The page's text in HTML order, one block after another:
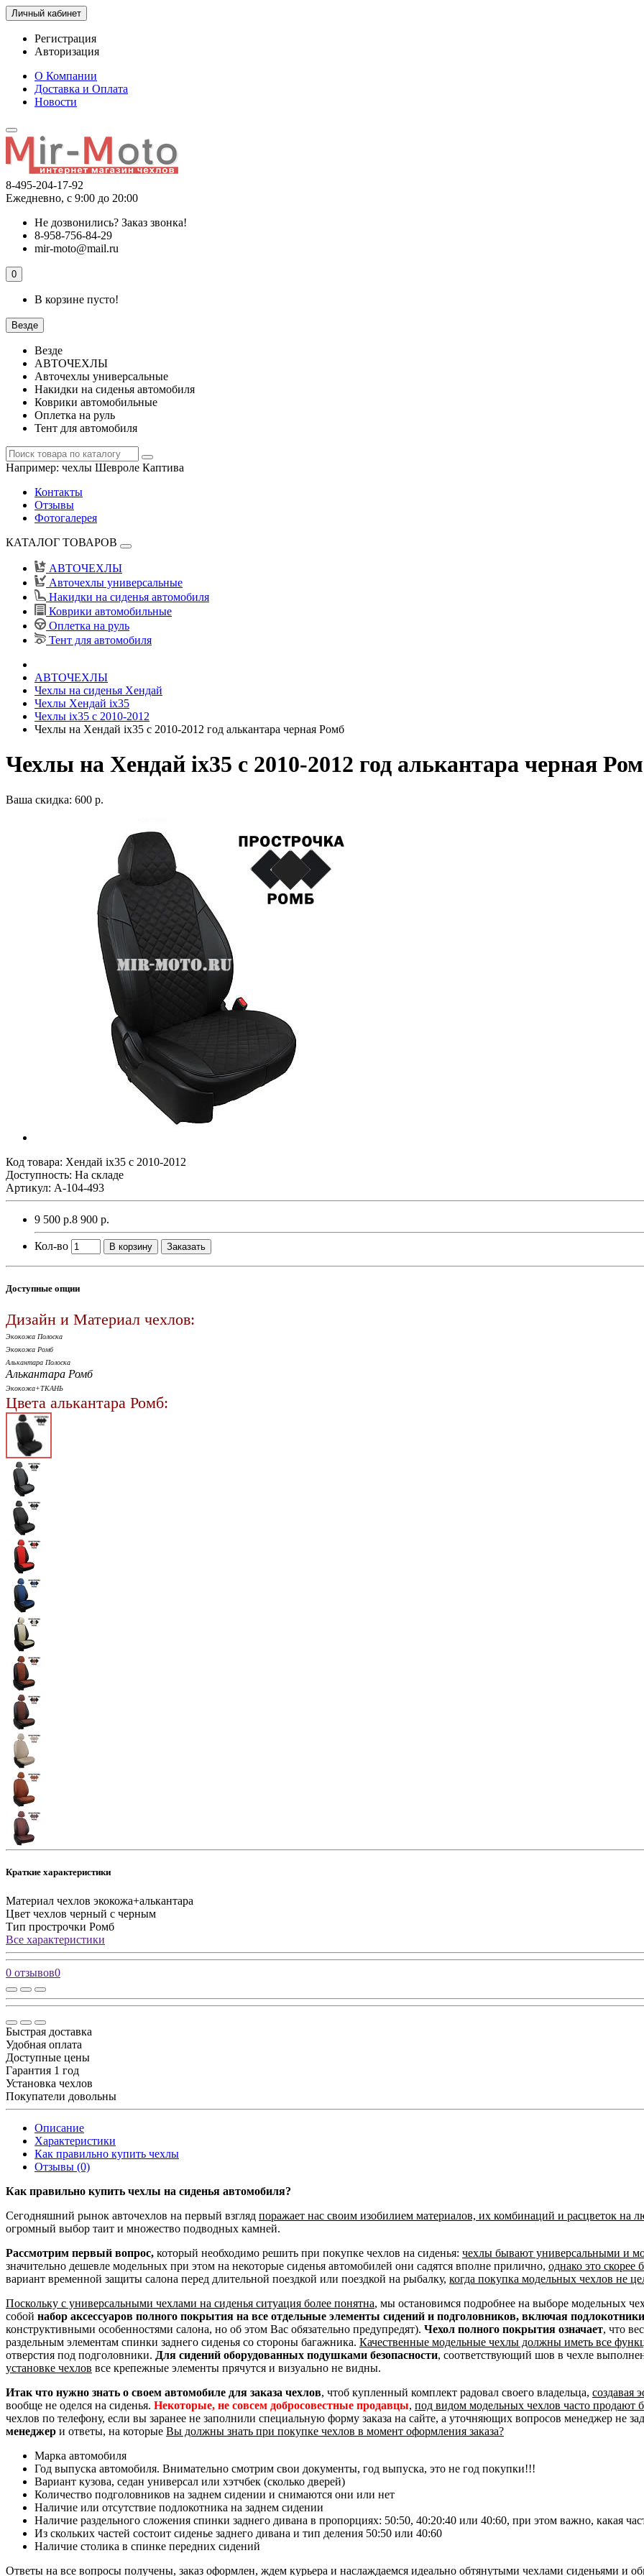
Личный кабинет
Регистрация
Авторизация
О Компании
Доставка и Оплата
Новости
8-495-204-17-92
Ежедневно, с 9:00 до 20:00
Не дозвонились? Заказ звонка!
8-958-756-84-29
mir-moto@mail.ru
0
В корзине пусто!
Везде
Везде
АВТОЧЕХЛЫ
Авточехлы универсальные
Накидки на сиденья автомобиля
Коврики автомобильные
Оплетка на руль
Тент для автомобиля
Например: чехлы Шевроле Каптива
Контакты
Отзывы
Фотогалерея
КАТАЛОГ ТОВАРОВ
АВТОЧЕХЛЫ
Авточехлы универсальные
Накидки на сиденья автомобиля
Коврики автомобильные
Оплетка на руль
Тент для автомобиля
АВТОЧЕХЛЫ
Чехлы на сиденья Хендай
Чехлы Хендай ix35
Чехлы ix35 c 2010-2012
Чехлы на Хендай ix35 с 2010-2012 год алькантара черная Ромб
Чехлы на Хендай ix35 с 2010-2012 год алькантара черная
Ваша скидка: 600 р.
Код товара: Хендай ix35 с 2010-2012
Доступность: На складе
Артикул: A-104-493
9 500 р.8 900 р.
Кол-во В корзину Заказать
Доступные опции
Дизайн и Материал чехлов:
Экокожа Полоска
Экокожа Ромб
Алькантара Полоска
Алькантара Ромб
Экокожа+ТКАНЬ
Цвета алькантара Ромб:
Краткие характеристики
Материал чехлов экокожа+алькантара
Цвет чехлов черный с черным
Тип прострочки Ромб
Все характеристики
0 отзывов0
Быстрая доставка
Удобная оплата
Доступные цены
Гарантия 1 год
Установка чехлов
Покупатели довольны
Описание
Характеристики
Как правильно купить чехлы
Отзывы (0)
Как правильно купить чехлы на сиденья автомобиля?
Сегодняшний рынок авточехлов на первый взгляд поражает нас своим изобилием материалов, их комбинаций и расцветок на
огромный выбор таит и множество подводных камней.
Рассмотрим первый вопрос, который необходимо решить при покупке чехлов на сиденья: чехлы бывают универсальными и
значительно дешевле модельных при этом на некоторые сиденья автомобилей они садятся вполне прилично, однако это
вариант временной защиты салона перед длительной поездкой или поездкой на рыбалку, когда покупка модельных чехлов не
Поскольку с универсальными чехлами на сиденья ситуация более понятна, мы остановимся подробнее на выборе модельных
собой набор аксессуаров полного покрытия на все отдельные элементы сидений и подголовников, включая подлокотники
конструктивными особенностями салона, но об этом Вас обязательно предупредят). Чехол полного покрытия означает, что
раздельным элементам спинки заднего сиденья со стороны багажника. Качественные модельные чехлы должны иметь все
отверстия под подголовники. Для сидений оборудованных подушками безопасности, соответствующий шов в чехле
установке чехлов все крепежные элементы прячутся и визуально не видны.
Итак что нужно знать о своем автомобиле для заказа чехлов, чтоб купленный комплект радовал своего владельца, создавая
вообще не оделся на сиденья. Некоторые, не совсем добросовестные продавцы, под видом модельных чехлов часто продают
чехлов по телефону, если вы заранее не заполнили специальную форму заказа на сайте, а уточняющих вопросов менеджер не
менеджер и ответы, на которые Вы должны знать при покупке чехлов в момент оформления заказа?
Марка автомобиля
Год выпуска автомобиля. Внимательно смотрим свои документы, год выпуска, это не год покупки!!!
Вариант кузова, седан универсал или хэтчбек (сколько дверей)
Количество подголовников на заднем сидении и снимаются они или нет
Наличие или отсутствие подлокотника на заднем сидении
Наличие раздельного сложения спинки заднего дивана в пропорциях: 50:50, 40:20:40 или 40:60, при этом важно, какая
Из скольких частей состоит сиденье заднего дивана и тип деления 50:50 или 40:60
Наличие столика в спинке передних сидений
Ответы на все вопросы получены, заказ оформлен, ждем курьера и наслаждаемся идеально обтянутыми чехлами сиденьями и